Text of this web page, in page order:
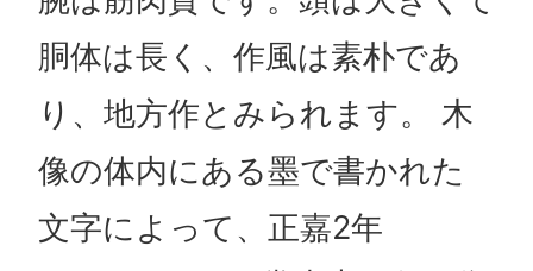
胴体は長く、作風は素朴であ
り、地方作とみられます。 木
像の体内にある墨で書かれた
文字によって、正嘉2年